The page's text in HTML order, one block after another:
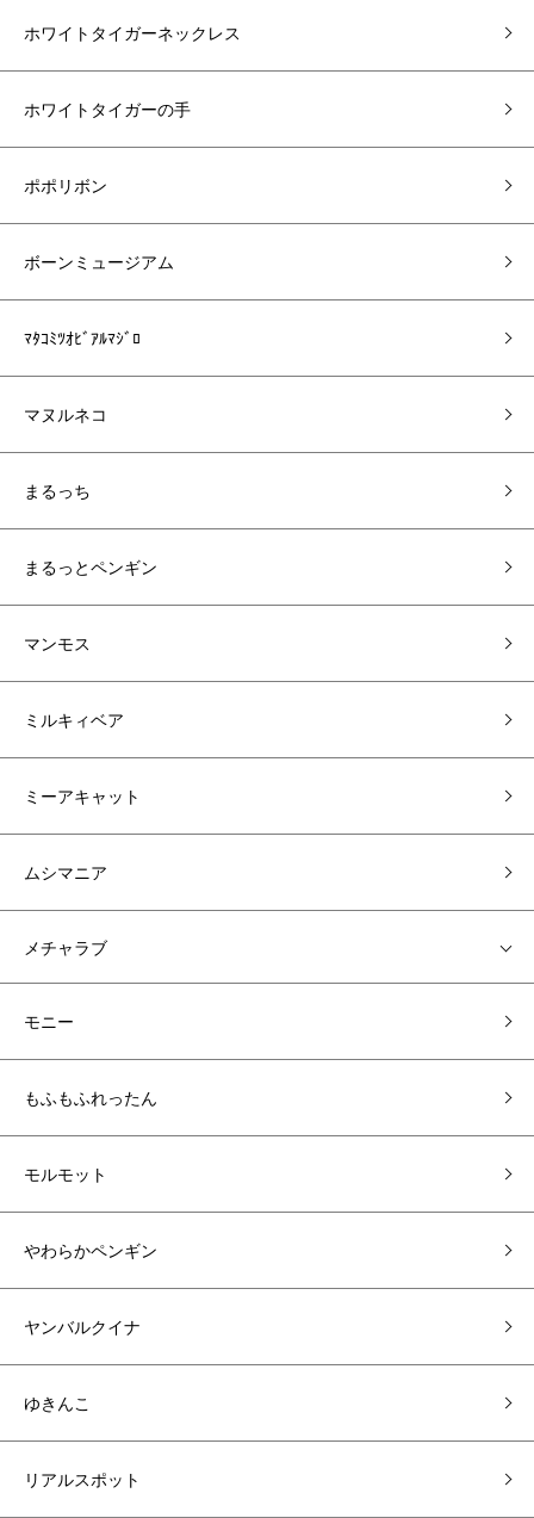
ホワイトタイガーネックレス
ホワイトタイガーの手
ポポリボン
ボーンミュージアム
ﾏﾀｺﾐﾂｵﾋﾞｱﾙﾏｼﾞﾛ
マヌルネコ
まるっち
まるっとペンギン
マンモス
ミルキィベア
ミーアキャット
ムシマニア
メチャラブ
モニー
もふもふれったん
モルモット
やわらかペンギン
ヤンバルクイナ
ゆきんこ
リアルスポット